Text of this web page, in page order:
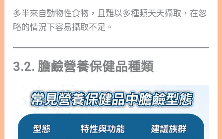
多半來自動物性食物，且難以多種類天天攝取，在忽
略的情況下容易攝取不足。
3.2. 膽鹼營養保健品種類